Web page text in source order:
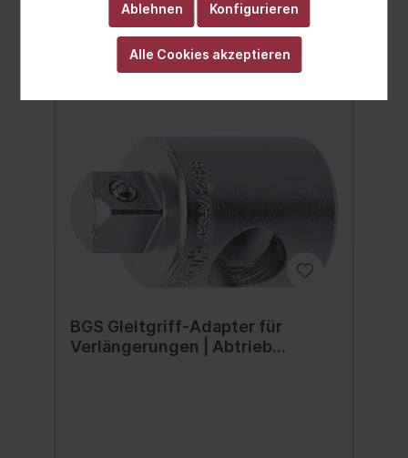
BGS Gleitgriff-Adapter für
Verlängerungen | Abtrieb
Ablehnen Konfigurieren
Alle Cookies akzeptieren